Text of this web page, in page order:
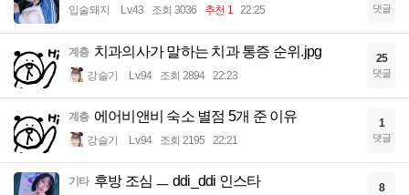
입술돼지 Lv.43 조회 3036 추천 1 22:25 댓글
계층 치과의사가 말하는 치과 통증 순위.jpg
강슬기 Lv.94 조회 2894 22:23
25
댓글
계층 에어비앤비 숙소 별점 5개 준 이유
강슬기 Lv.94 조회 2195 22:21
1
댓글
기타 후방 조심 ㅡ ddi_ddi 인스타 8